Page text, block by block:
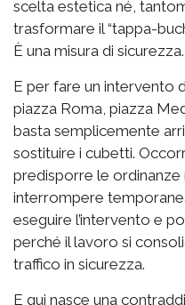
scelta estetica né,
trasformare il “tappa-
È una misura di sicurezza.
E per fare un intervento
piazza Roma, piazza
basta semplicemente
sostituire i cubetti.
predisporre le
interrompere
eseguire l’intervento e
perché il lavoro si
traffico in sicurezza.
E qui nasce una